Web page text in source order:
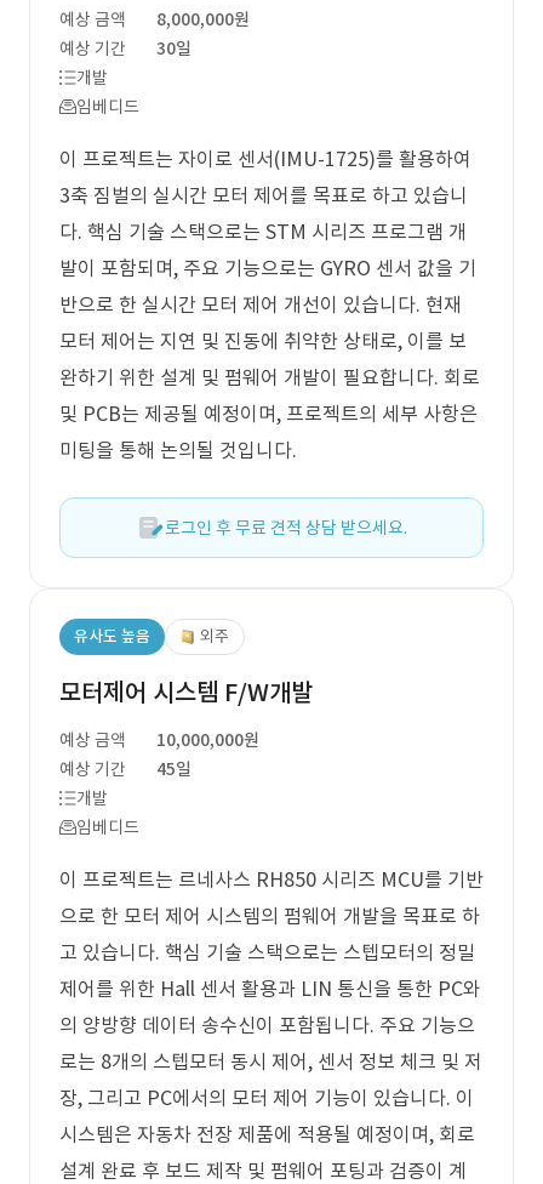
예상 금액
8,000,000원
예상 기간
30일
개발
임베디드
이 프로젝트는 자이로 센서(IMU-1725)를 활용하여
3축 짐벌의 실시간 모터 제어를 목표로 하고 있습니
다. 핵심 기술 스택으로는 STM 시리즈 프로그램 개
발이 포함되며, 주요 기능으로는 GYRO 센서 값을 기
반으로 한 실시간 모터 제어 개선이 있습니다. 현재
모터 제어는 지연 및 진동에 취약한 상태로, 이를 보
완하기 위한 설계 및 펌웨어 개발이 필요합니다. 회로
및 PCB는 제공될 예정이며, 프로젝트의 세부 사항은
미팅을 통해 논의될 것입니다.
로그인 후 무료 견적 상담 받으세요.
유사도 높음 외주
모터제어 시스템 F/W개발
예상 금액
10,000,000원
예상 기간
45일
개발
임베디드
이 프로젝트는 르네사스 RH850 시리즈 MCU를 기반
으로 한 모터 제어 시스템의 펌웨어 개발을 목표로 하
고 있습니다. 핵심 기술 스택으로는 스텝모터의 정밀
제어를 위한 Hall 센서 활용과 LIN 통신을 통한 PC와
의 양방향 데이터 송수신이 포함됩니다. 주요 기능으
로는 8개의 스텝모터 동시 제어, 센서 정보 체크 및 저
장, 그리고 PC에서의 모터 제어 기능이 있습니다. 이
시스템은 자동차 전장 제품에 적용될 예정이며, 회로
설계 완료 후 보드 제작 및 펌웨어 포팅과 검증이 계